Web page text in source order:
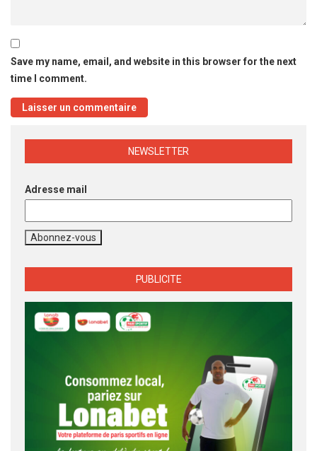
Save my name, email, and website in this browser for the next
time I comment.
NEWSLETTER
Adresse mail
PUBLICITE